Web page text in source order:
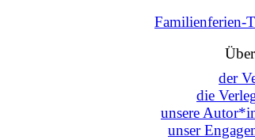
Familienferien-
der
die
unsere
unser